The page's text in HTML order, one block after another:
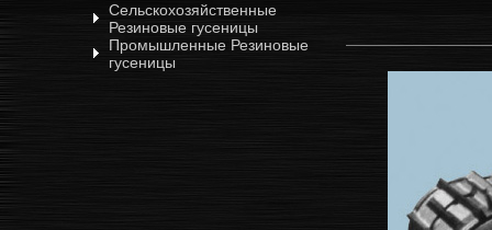
Сельскохозяйственные
Резиновые гусеницы
Промышленные Резиновые
гусеницы